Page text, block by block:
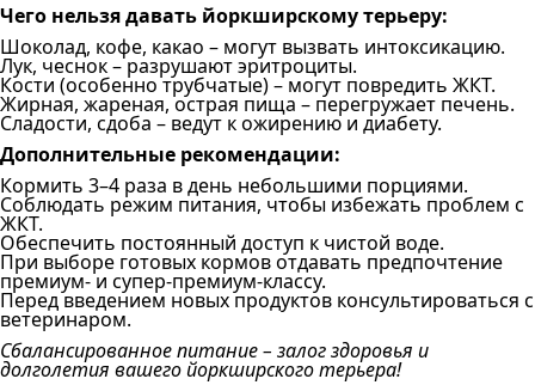
Чего нельзя давать йоркширскому терьеру:
Шоколад, кофе, какао – могут вызвать интоксикацию.
Лук, чеснок – разрушают эритроциты.
Кости (особенно трубчатые) – могут повредить ЖКТ.
Жирная, жареная, острая пища – перегружает печень.
Сладости, сдоба – ведут к ожирению и диабету.
Дополнительные рекомендации:
Кормить 3–4 раза в день небольшими порциями.
Соблюдать режим питания, чтобы избежать проблем с
ЖКТ.
Обеспечить постоянный доступ к чистой воде.
При выборе готовых кормов отдавать предпочтение
премиум- и супер-премиум-классу.
Перед введением новых продуктов консультироваться с
ветеринаром.
Сбалансированное питание – залог здоровья и
долголетия вашего йоркширского терьера!